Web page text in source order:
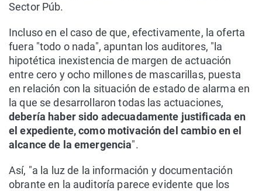
Sector Púb.
Incluso en el caso de que, efectivamente, la oferta
fuera "todo o nada", apuntan los auditores, "la
hipotética inexistencia de margen de actuación
entre cero y ocho millones de mascarillas, puesta
en relación con la situación de estado de alarma en
la que se desarrollaron todas las actuaciones,
debería haber sido adecuadamente justificada en
el expediente, como motivación del cambio en el
alcance de la emergencia".
Así, "a la luz de la información y documentación
obrante en la auditoría parece evidente que los